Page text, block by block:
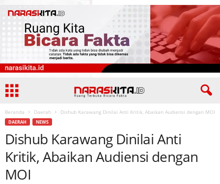
Beranda Daerah Dishub Karawang Dinilai Anti Kritik, Abaikan Audiensi dengan MOI
DAERAH NEWS
Dishub Karawang Dinilai Anti
Kritik, Abaikan Audiensi dengan
MOI